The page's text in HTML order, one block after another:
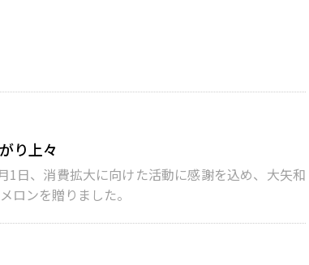
り上々
1日、消費拡大に向けた活動に感謝を込め、大矢和
ロンを贈りました。